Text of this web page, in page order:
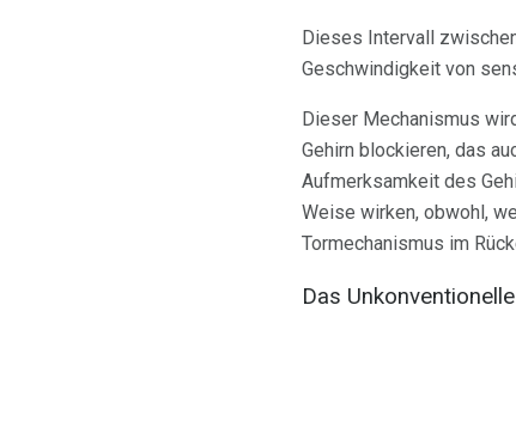
Dieses Intervall
Geschwindigkeit von
Dieser Mechanismus
Gehirn blockieren, das
Aufmerksamkeit des
Weise wirken, obwohl,
Tormechanismus im
Das